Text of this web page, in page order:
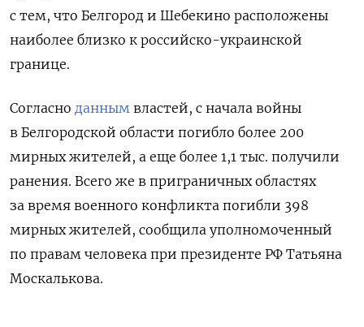
с тем, что Белгород и Шебекино расположены
наиболее близко к российско-украинской
границе.
Согласно данным властей, с начала войны
в Белгородской области погибло более 200
мирных жителей, а еще более 1,1 тыс. получили
ранения. Всего же в приграничных областях
за время военного конфликта погибли 398
мирных жителей, сообщила уполномоченный
по правам человека при президенте РФ Татьяна
Москалькова.